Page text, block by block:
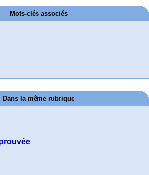
Mots-clés associés
Dans la même rubrique